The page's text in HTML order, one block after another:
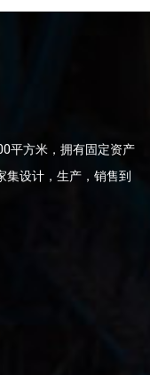
平方米，拥有固定资产
集设计，生产，销售到